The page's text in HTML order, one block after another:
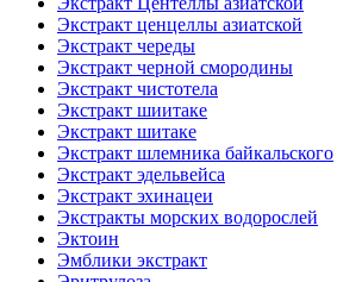
Экстракт ценцеллы азиатской
Экстракт череды
Экстракт черной смородины
Экстракт чистотела
Экстракт шиитаке
Экстракт шитаке
Экстракт шлемника байкальского
Экстракт эдельвейса
Экстракт эхинацеи
Экстракты морских водорослей
Эктоин
Эмблики экстракт